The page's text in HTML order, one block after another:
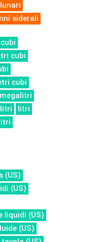
siderali
cubi
cubi
megalitri
litri
(US)
(US)
liquidi (US)
(US)